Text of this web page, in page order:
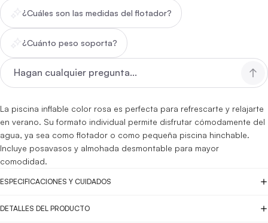
¿Cuáles son las medidas del flotador?
¿Cuánto peso soporta?
La piscina inflable color rosa es perfecta para refrescarte y relajarte
en verano. Su formato individual permite disfrutar cómodamente del
agua, ya sea como flotador o como pequeña piscina hinchable.
Incluye posavasos y almohada desmontable para mayor
comodidad.
ESPECIFICACIONES Y CUIDADOS
DETALLES DEL PRODUCTO